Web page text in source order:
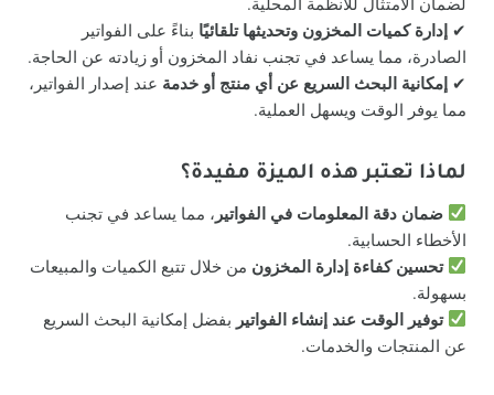
✔ إدارة كميات المخزون وتحديثها تلقائيًا بناءً على الفواتير
الصادرة، مما يساعد في تجنب نفاد المخزون أو زيادته عن الحاجة.
✔ إمكانية البحث السريع عن أي منتج أو خدمة عند إصدار الفواتير،
مما يوفر الوقت ويسهل العملية.
لماذا تعتبر هذه الميزة مفيدة؟
ضمان دقة المعلومات في الفواتير ، مما يساعد في تجنب
الأخطاء الحسابية.
تحسين كفاءة إدارة المخزون من خلال تتبع الكميات والمبيعات
بسهولة.
توفير الوقت عند إنشاء الفواتير بفضل إمكانية البحث السريع
عن المنتجات والخدمات.